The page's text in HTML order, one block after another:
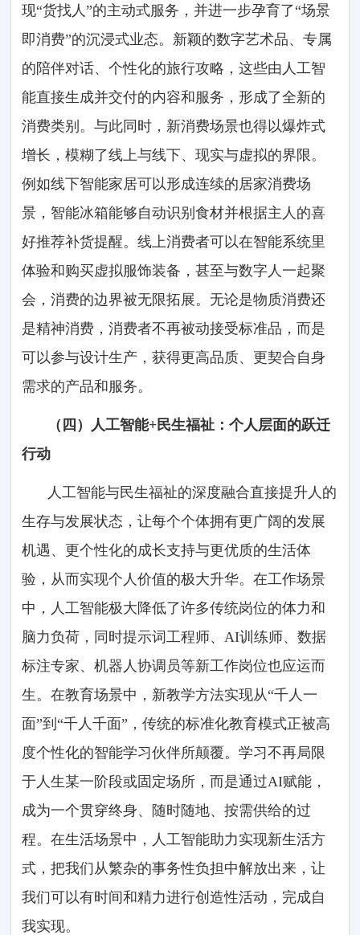
现“货找人”的主动式服务，并进一步孕育了“场景
即消费”的沉浸式业态。新颖的数字艺术品、专属
的陪伴对话、个性化的旅行攻略，这些由人工智
能直接生成并交付的内容和服务，形成了全新的
消费类别。与此同时，新消费场景也得以爆炸式
增长，模糊了线上与线下、现实与虚拟的界限。
例如线下智能家居可以形成连续的居家消费场
景，智能冰箱能够自动识别食材并根据主人的喜
好推荐补货提醒。线上消费者可以在智能系统里
体验和购买虚拟服饰装备，甚至与数字人一起聚
会，消费的边界被无限拓展。无论是物质消费还
是精神消费，消费者不再被动接受标准品，而是
可以参与设计生产，获得更高品质、更契合自身
需求的产品和服务。
（四）人工智能+民生福祉：个人层面的跃迁
行动
人工智能与民生福祉的深度融合直接提升人的
生存与发展状态，让每个个体拥有更广阔的发展
机遇、更个性化的成长支持与更优质的生活体
验，从而实现个人价值的极大升华。在工作场景
中，人工智能极大降低了许多传统岗位的体力和
脑力负荷，同时提示词工程师、AI训练师、数据
标注专家、机器人协调员等新工作岗位也应运而
生。在教育场景中，新教学方法实现从“千人一
面”到“千人千面”，传统的标准化教育模式正被高
度个性化的智能学习伙伴所颠覆。学习不再局限
于人生某一阶段或固定场所，而是通过AI赋能，
成为一个贯穿终身、随时随地、按需供给的过
程。在生活场景中，人工智能助力实现新生活方
式，把我们从繁杂的事务性负担中解放出来，让
我们可以有时间和精力进行创造性活动，完成自
我实现。